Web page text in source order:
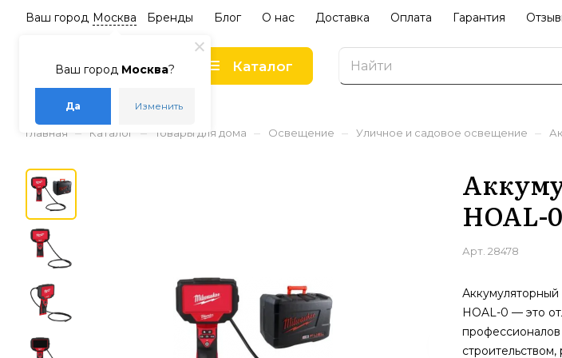
Ваш город Москва?
Да Изменить
Ваш город Москва Бренды Блог О нас Доставка Оплата Гарантия
Каталог
Главная – Каталог – Товары для дома – Освещение – Уличное и садовое освещение –
HOAL-
Арт. 28478
HOAL-0 — это